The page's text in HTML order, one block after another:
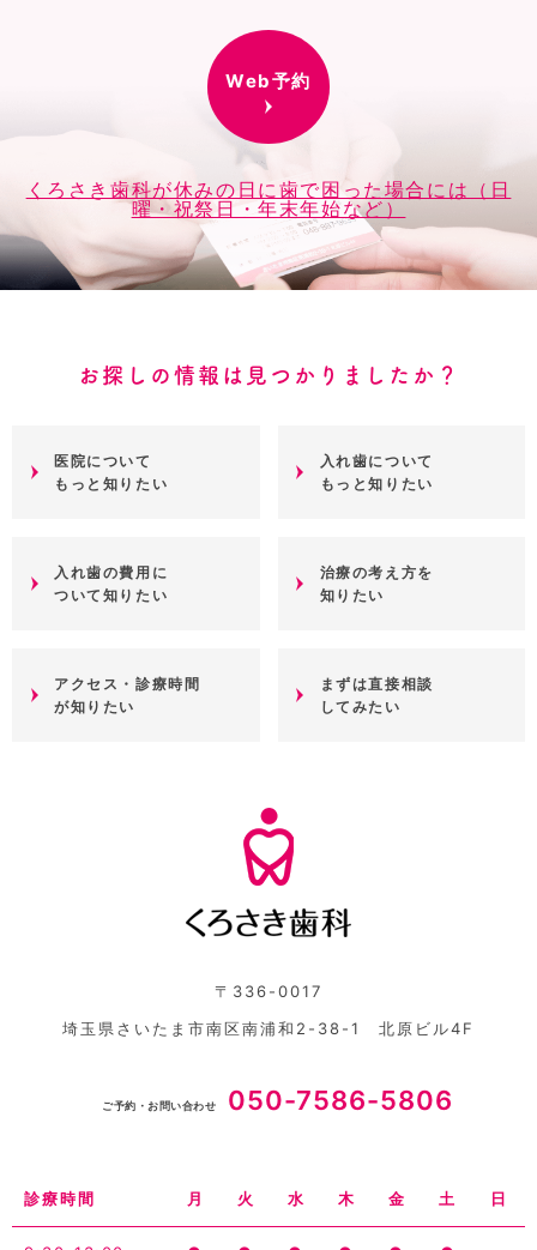
Web予約
くろさき歯科が休みの日に歯で困った場合には（日
曜・祝祭日・年末年始など）
お探しの情報は見つかりましたか？
医院について
もっと知りたい
入れ歯について
もっと知りたい
入れ歯の費用に
ついて知りたい
治療の考え方を
知りたい
アクセス・診療時間
が知りたい
まずは直接相談
してみたい
〒336-0017
埼玉県さいたま市南区南浦和2-38-1 北原ビル4F
ご予約・お問い合わせ 050-7586-5806
診療時間 月 火 水 木 金 土 日